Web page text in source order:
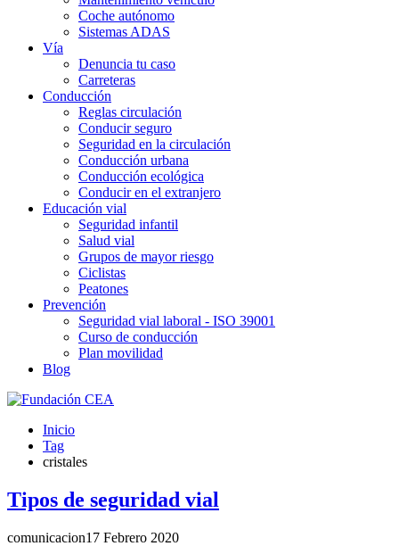
Coche autónomo
Sistemas ADAS
Vía
Denuncia tu caso
Carreteras
Conducción
Reglas circulación
Conducir seguro
Seguridad en la circulación
Conducción urbana
Conducción ecológica
Conducir en el extranjero
Educación vial
Seguridad infantil
Salud vial
Grupos de mayor riesgo
Ciclistas
Peatones
Prevención
Seguridad vial laboral - ISO 39001
Curso de conducción
Plan movilidad
Blog
Inicio
Tag
cristales
Tipos de seguridad vial
comunicacion17 Febrero 2020